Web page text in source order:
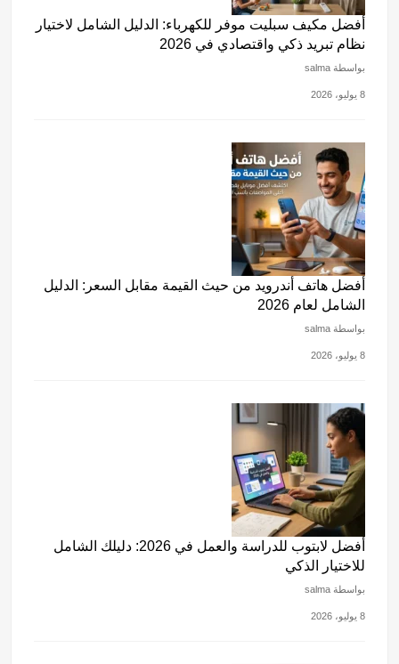
أفضل مكيف سبليت موفر للكهرباء: الدليل الشامل لاختيار
نظام تبريد ذكي واقتصادي في 2026
بواسطة salma
8 يوليو، 2026
أفضل هاتف أندرويد من حيث القيمة مقابل السعر: الدليل
الشامل لعام 2026
بواسطة salma
8 يوليو، 2026
أفضل لابتوب للدراسة والعمل في 2026: دليلك الشامل
للاختيار الذكي
بواسطة salma
8 يوليو، 2026